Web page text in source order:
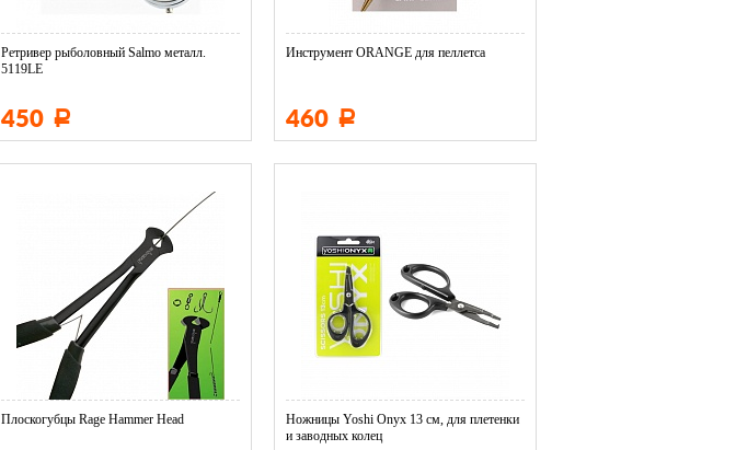
Ретривер рыболовный Salmo металл.
5119LE
450 Р
Инструмент ORANGE для пеллетса
460 Р
Плоскогубцы Rage Hammer Head
Ножницы Yoshi Onyx 13 см, для плетенки
и заводных колец